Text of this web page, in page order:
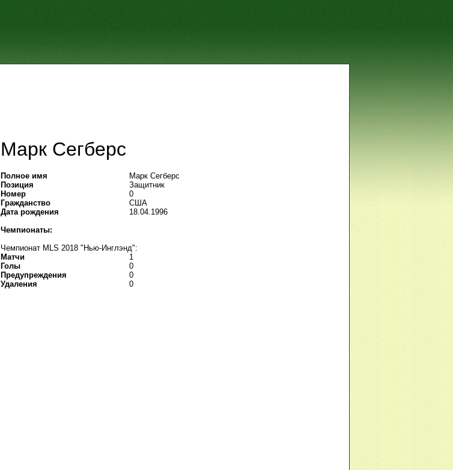
Марк Сегберс
Полное имя
Марк Сегберс
Позиция
Защитник
Номер
0
Гражданство
США
Дата рождения
18.04.1996
Чемпионаты:
Чемпионат MLS 2018 "Нью-Инглэнд":
Матчи
1
Голы
0
Предупреждения
0
Удаления
0